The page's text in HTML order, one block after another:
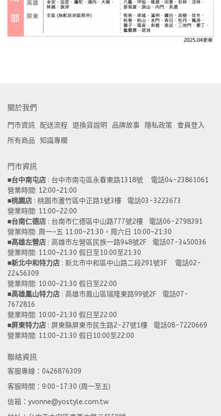
關於我們
門市資訊 配送流程 退換貨說明 品牌故事 隱私政策
會員登入
所有商品
知識專欄
門市資訊
■台中南屯店 : 台中市南屯區永春東路1318號    電話04-23861061
營業時間: 12:00~21:00
■桃園店 : 桃園市蘆竹區中正路1號3樓   電話03-3223673
營業時間: 11:00~22:00
■台南仁德店 : 台南市仁德區中山路777號2樓   電話06-2798391
營業時間: 周一~五 11:00~21:30，周六日 10:00~21:30
■高雄左營店 : 高雄市左營區民族一路948號2F   電話07-3450036
營業時間: 11:00~21:30 假日至10:00至21:30
■新北中和特力店 : 新北市中和區中山路二段291號3F    電話02-
22456309
營業時間: 10:00~21:30 假日至22:00
■高雄鳳山特力店 : 高雄市鳳山區瑞隆東路99號2F   電話07-
7672816
營業時間: 10:00~21:30 假日至22:00
■屏東特力店 : 屏東縣屏東市民生路2-27號1樓   電話08-7220669
營業時間: 11:00~21:30 假日10:00至22:00
聯絡資訊
客服專線：0426876309
客服時間：9:00-17:30 (周一至五)
信箱：yvonne@yostyle.com.tw